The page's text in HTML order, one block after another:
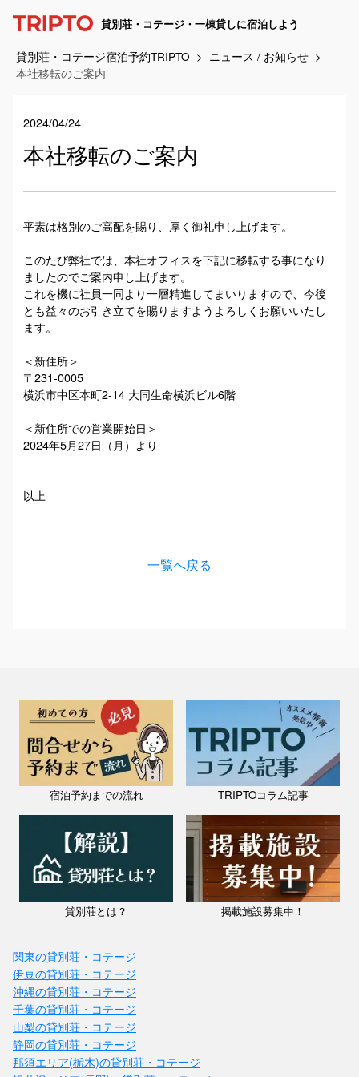
貸別荘・コテージ・一棟貸しに宿泊しよう
貸別荘・コテージ宿泊予約TRIPTO
ニュース / お知らせ
本社移転のご案内
2024/04/24
本社移転のご案内
平素は格別のご高配を賜り、厚く御礼申し上げます。
このたび弊社では、本社オフィスを下記に移転する事になり
ましたのでご案内申し上げます。
これを機に社員一同より一層精進してまいりますので、今後
とも益々のお引き立てを賜りますようよろしくお願いいたし
ます。
＜新住所＞
〒231-0005
横浜市中区本町2-14 大同生命横浜ビル6階
＜新住所での営業開始日＞
2024年5月27日（月）より
以上
一覧へ戻る
宿泊予約までの流れ TRIPTOコラム記事
貸別荘とは？ 掲載施設募集中！
関東の貸別荘・コテージ
伊豆の貸別荘・コテージ
沖縄の貸別荘・コテージ
千葉の貸別荘・コテージ
山梨の貸別荘・コテージ
静岡の貸別荘・コテージ
那須エリア(栃木)の貸別荘・コテージ